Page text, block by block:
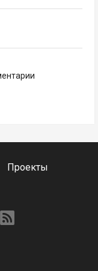
Проекты